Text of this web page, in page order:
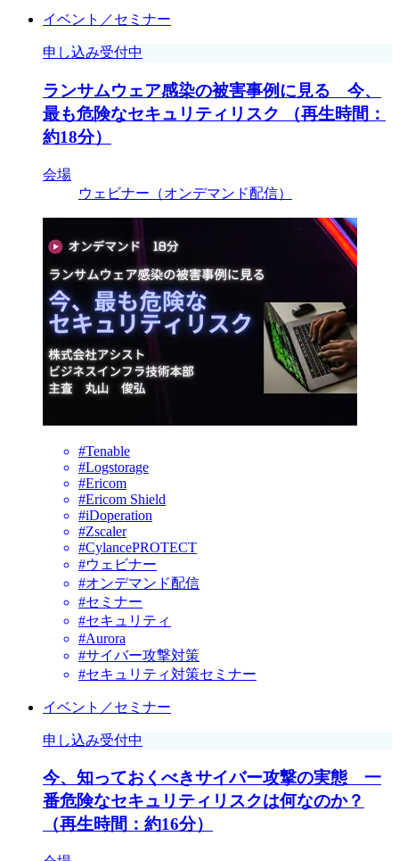
イベント／セミナー
申し込み受付中
ランサムウェア感染の被害事例に見る 今、
最も危険なセキュリティリスク （再生時間：
約18分）
会場
ウェビナー（オンデマンド配信）
#Tenable
#Logstorage
#Ericom
#Ericom Shield
#iDoperation
#Zscaler
#CylancePROTECT
#ウェビナー
#オンデマンド配信
#セミナー
#セキュリティ
#Aurora
#サイバー攻撃対策
#セキュリティ対策セミナー
イベント／セミナー
申し込み受付中
今、知っておくべきサイバー攻撃の実態 一
番危険なセキュリティリスクは何なのか？
（再生時間：約16分）